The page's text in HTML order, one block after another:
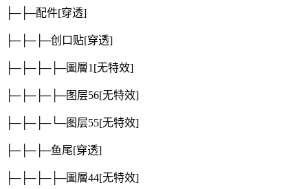
├─├─配件[穿透]
├─├─├─创口贴[穿透]
├─├─├─├─圖層1[无特效]
├─├─├─├─图层56[无特效]
├─├─├─└─图层55[无特效]
├─├─├─鱼尾[穿透]
├─├─├─├─圖層44[无特效]